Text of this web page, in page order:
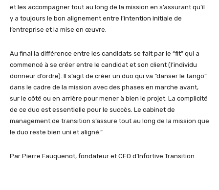
et les accompagner tout au long de la mission en s’assurant qu’il
y a toujours le bon alignement entre l’intention initiale de
l’entreprise et la mise en œuvre.
Au final la différence entre les candidats se fait par le “fit” qui a
commencé à se créer entre le candidat et son client (l’individu
donneur d’ordre). Il s’agit de créer un duo qui va “danser le tango”
dans le cadre de la mission avec des phases en marche avant,
sur le côté ou en arrière pour mener à bien le projet. La complicité
de ce duo est essentielle pour le succès. Le cabinet de
management de transition s’assure tout au long de la mission que
le duo reste bien uni et aligné.”
Par Pierre Fauquenot, fondateur et CEO d’Infortive Transition